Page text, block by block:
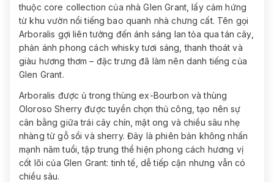
thuộc core collection của nhà Glen Grant, lấy cảm hứng
từ khu vườn nổi tiếng bao quanh nhà chưng cất. Tên gọi
Arboralis gợi liên tưởng đến ánh sáng lan tỏa qua tán cây,
phản ánh phong cách whisky tươi sáng, thanh thoát và
giàu hương thơm – đặc trưng đã làm nên danh tiếng của
Glen Grant.
Arboralis được ủ trong thùng ex-Bourbon và thùng
Oloroso Sherry được tuyển chọn thủ công, tạo nên sự
cân bằng giữa trái cây chín, mật ong và chiều sâu nhẹ
nhàng từ gỗ sồi và sherry. Đây là phiên bản không nhấn
mạnh năm tuổi, tập trung thể hiện phong cách hương vị
cốt lõi của Glen Grant: tinh tế, dễ tiếp cận nhưng vẫn có
chiều sâu.